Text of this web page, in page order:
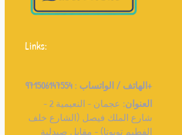
Links:
الهاتف / الواتساب :971506147554+
العنوان:
عجمان - النعيمية 2 -
شارع الملك فيصل (الشارع خلف
الفطيم تويوتا) - مقابل صيدلية